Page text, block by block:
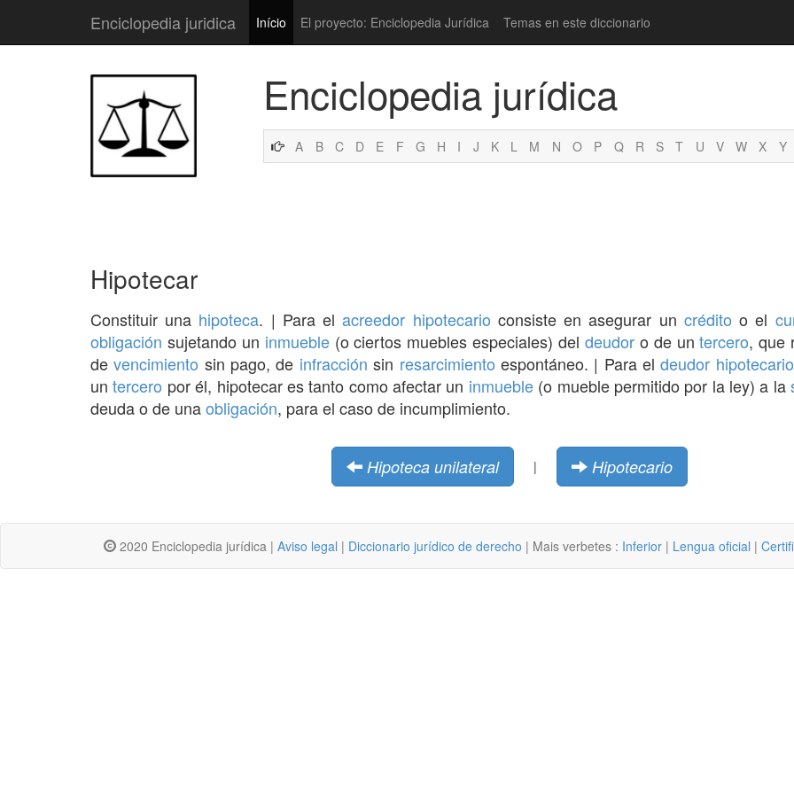
Enciclopedia juridica Início El proyecto: Enciclopedia Jurídica Temas en este diccionario
Enciclopedia jurídica
A B C D E F G H I J K L M N O P Q R S T U V W X Y
Hipotecar
Constituir una hipoteca. | Para elacreedor hipotecario consiste en asegurar un crédito o el
obligación sujetando un inmueble(o ciertos muebles especiales) del deudoro de untercero, que
devencimiento sin pago, de infracción sin resarcimiento espontáneo. | Para eldeudor hipotecario
untercero por él, hipotecar es tanto como afectar un inmueble(o mueble permitido por la ley) a la
deuda o de unaobligación, para el caso de incumplimiento.
Hipoteca unilateral | Hipotecario
2020 Enciclopedia jurídica | Aviso legal | Diccionario jurídico de derecho | Mais verbetes : Inferior | Lengua oficial |